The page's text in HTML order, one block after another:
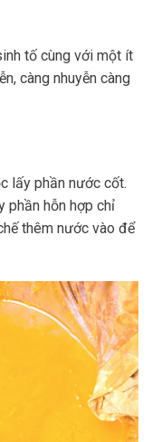
tố cùng với một ít
càng nhuyễn càng
lấy phần nước cốt.
phần hỗn hợp chỉ
thêm nước vào để